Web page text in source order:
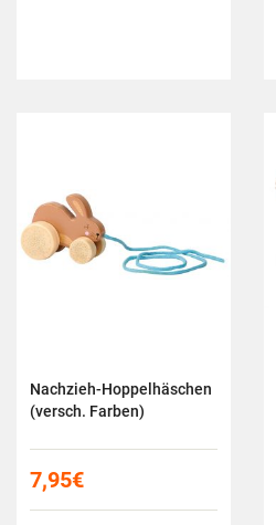
Nachzieh-Hoppelhäschen
(versch. Farben)
7,95€